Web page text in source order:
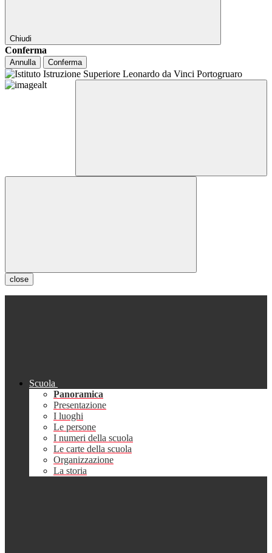
Chiudi
Conferma
Annulla Conferma
close
Scuola
Panoramica
Presentazione
I luoghi
Le persone
I numeri della scuola
Le carte della scuola
Organizzazione
La storia